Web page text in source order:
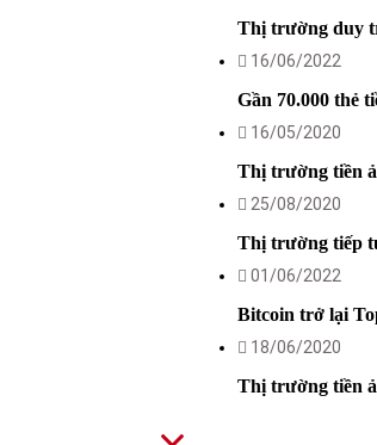
Thị trường duy
16/06/2022
Gần 70.000 thẻ
16/05/2020
Thị trường tiền
25/08/2020
Thị trường tiếp
01/06/2022
Bitcoin trở lại
18/06/2020
Thị trường tiền